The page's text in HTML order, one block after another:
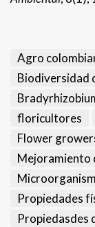
Agro
Biodiversidad
floricultores
Flower
Mejoramiento
Propiedades
Propiedasdes